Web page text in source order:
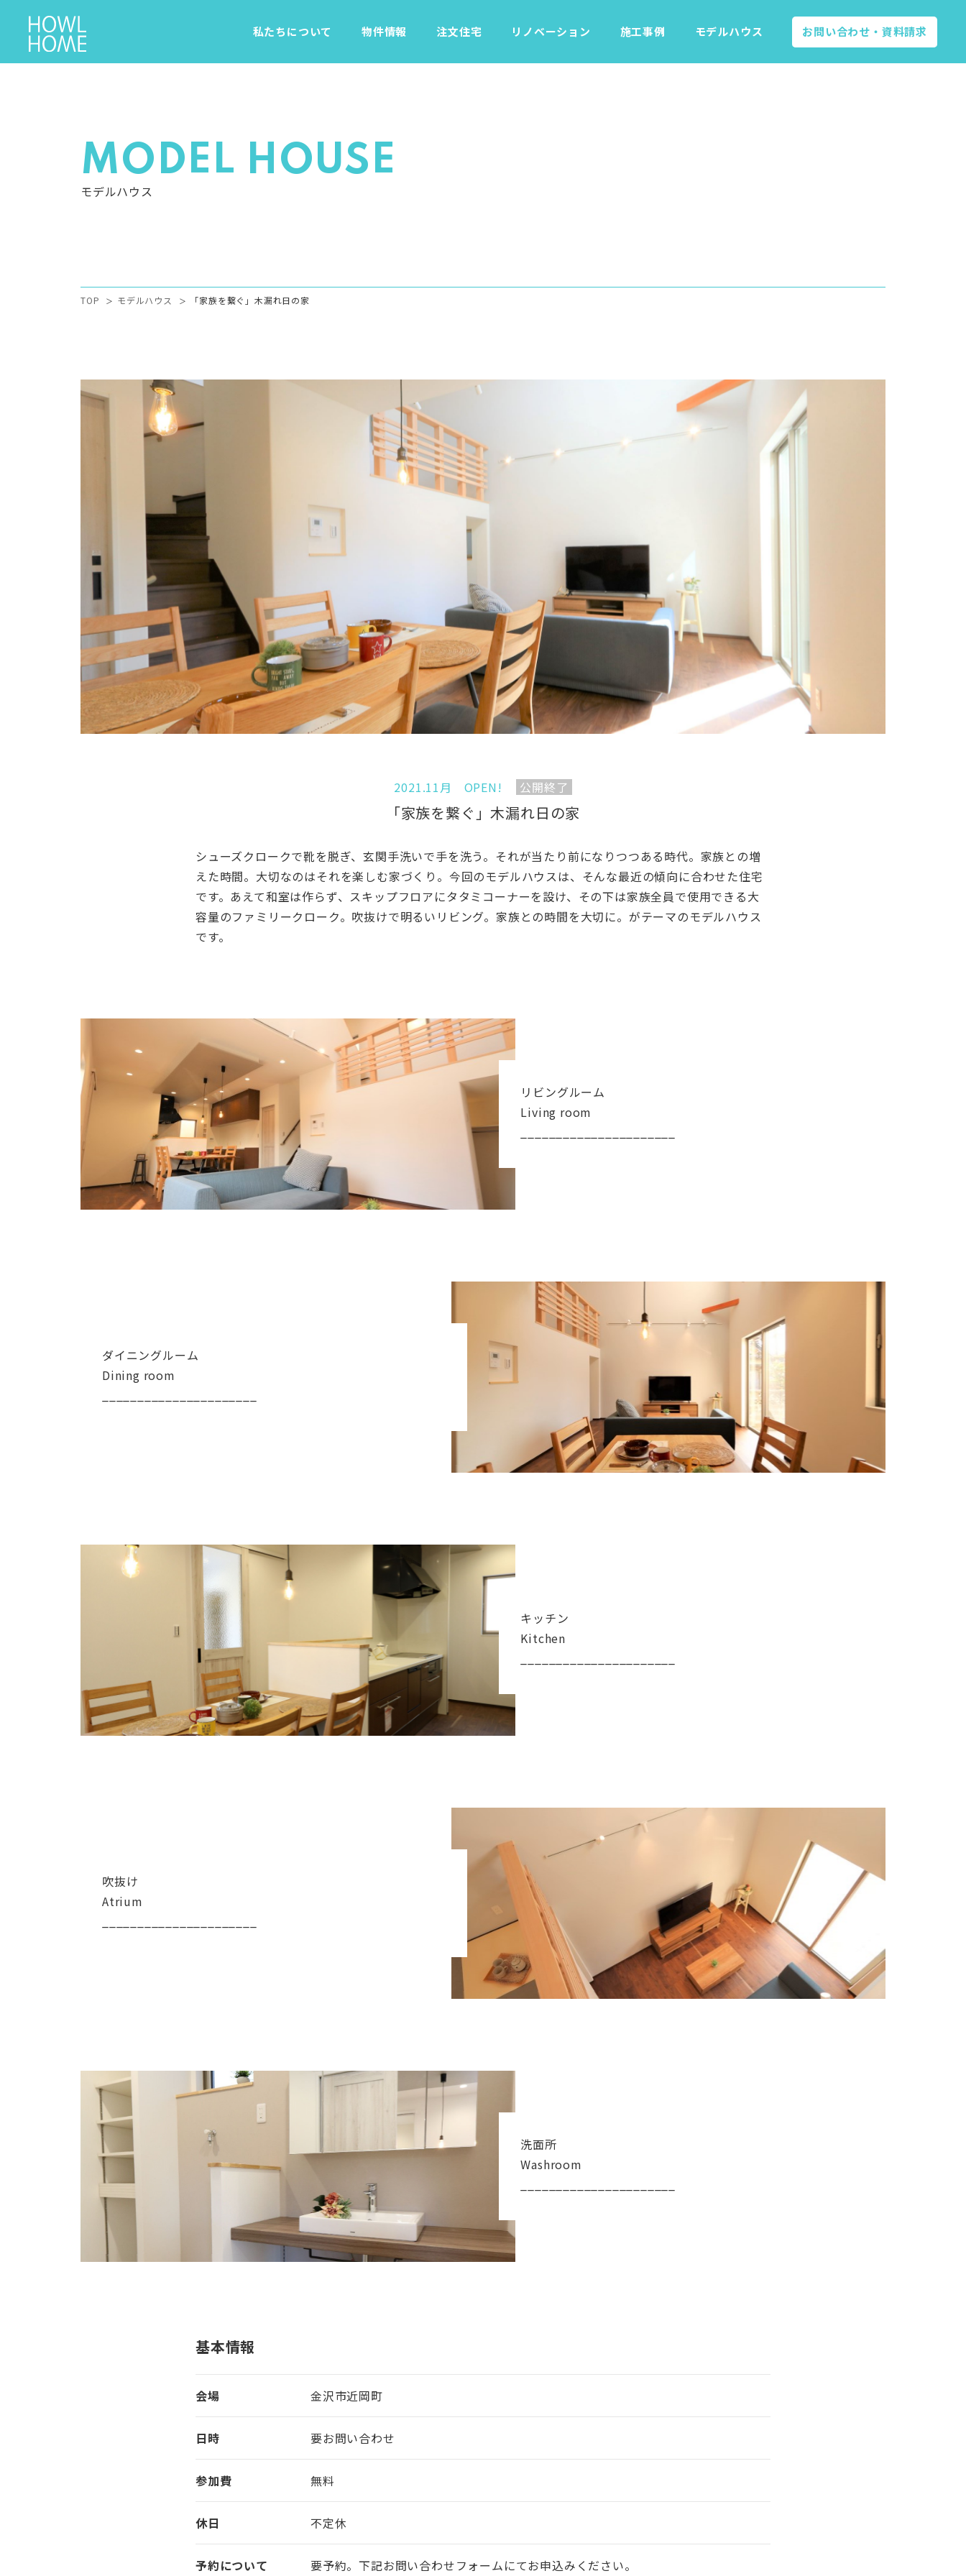
私たちについて 物件情報 注文住宅 リノベーション 施工事例 モデルハウス お問い合わせ ・資料請求
MODEL HOUSE
モデルハウス
TOP モデルハウス 「家族を繋ぐ」木漏れ日の家
2021.11月 OPEN! 公開終了
「家族を繋ぐ」木漏れ日の家
シューズクロークで靴を脱ぎ、玄関手洗いで手を洗う。それが当たり前になりつつある時代。家族との増
えた時間。大切なのはそれを楽しむ家づくり。今回のモデルハウスは、そんな最近の傾向に合わせた住宅
です。あえて和室は作らず、スキップフロアにタタミコーナーを設け、その下は家族全員で使用できる大
容量のファミリークローク。吹抜けで明るいリビング。家族との時間を大切に。がテーマのモデルハウス
です。
リビングルーム
Living room
ダイニングルーム
Dining room
キッチン
Kitchen
吹抜け
Atrium
洗面所
Washroom
基本情報
会場 金沢市近岡町
日時 要お問い合わせ
参加費 無料
休日 不定休
予約について 要予約。下記お問い合わせフォームにてお申込みください。